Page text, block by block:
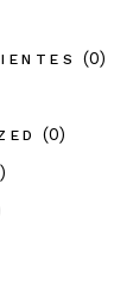
(0)
(0)